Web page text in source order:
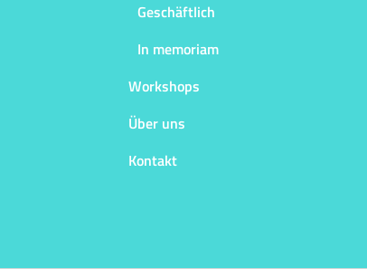
Geschäftlich
In memoriam
Workshops
Über uns
Kontakt